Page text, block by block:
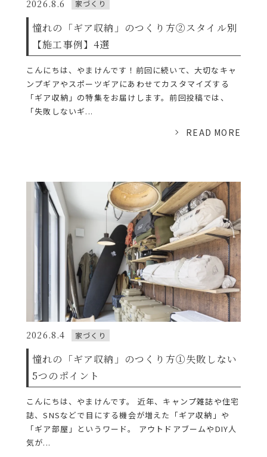
2026.8.6 家づくり
憧れの「ギア収納」のつくり方②スタイル別
【施工事例】4選
こんにちは、やまけんです！前回に続いて、大切なキャ
ンプギアやスポーツギアにあわせてカスタマイズする
「ギア収納」の特集をお届けします。前回投稿では、
「失敗しないギ...
READ MORE
2026.8.4 家づくり
憧れの「ギア収納」のつくり方①失敗しない
5つのポイント
こんにちは、やまけんです。 近年、キャンプ雑誌や住宅
誌、SNSなどで目にする機会が増えた「ギア収納」や
「ギア部屋」というワード。 アウトドアブームやDIY人
気が...